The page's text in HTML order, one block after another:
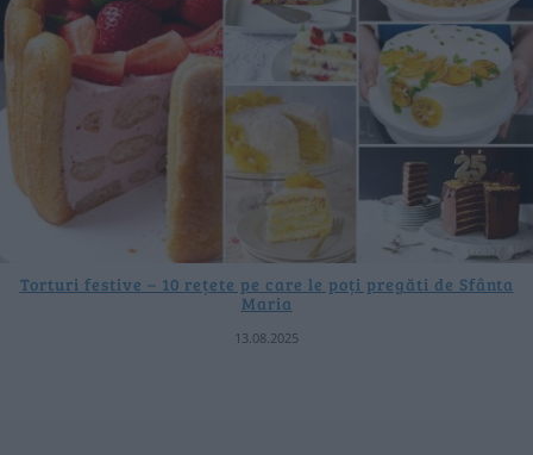
Torturi festive – 10 rețete pe care le poți pregăti de Sfânta
Maria
13.08.2025